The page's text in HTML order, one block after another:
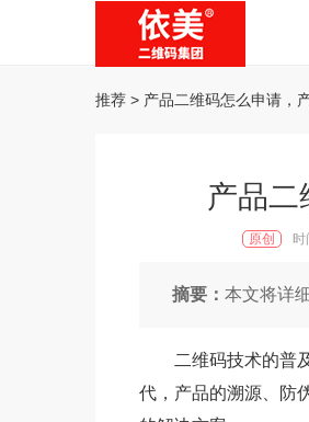
推荐 > 产品二维码怎么申请，
产品二
原创
摘要： 本文将详
二维码技术的普
代，产品的溯源、防